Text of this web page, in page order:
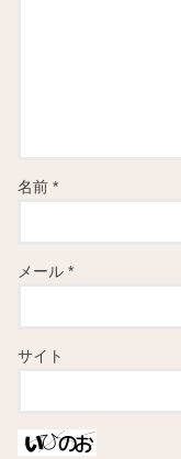
名前*
メール*
サイト